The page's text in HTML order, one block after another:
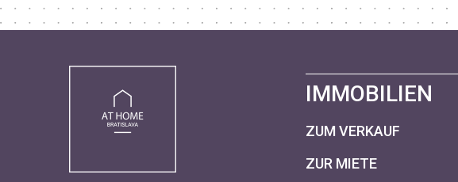
IMMOBILIEN
ZUM VERKAUF
ZUR MIETE